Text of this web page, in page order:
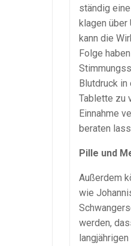
ständig
klagen
kann die
Folge
Blutdruck
Tablette zu
Einnahme
beraten
Pille und
Außerdem
wie
werden,